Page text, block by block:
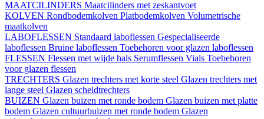
MAATCILINDERS Maatcilinders met zeskantvoet
KOLVEN Rondbodemkolven Platbodemkolven Volumetrische
maatkolven
LABOFLESSEN Standaard laboflessen Gespecialiseerde
laboflessen Bruine laboflessen Toebehoren voor glazen laboflessen
FLESSEN Flessen met wijde hals Serumflessen Vials Toebehoren
voor glazen flessen
TRECHTERS Glazen trechters met korte steel Glazen trechters met
lange steel Glazen scheidtrechters
BUIZEN Glazen buizen met ronde bodem Glazen buizen met platte
bodem Glazen cultuurbuizen met ronde bodem Glazen